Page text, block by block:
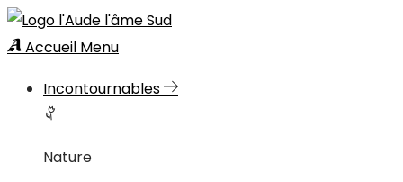
Accueil Menu
Incontournables
Nature